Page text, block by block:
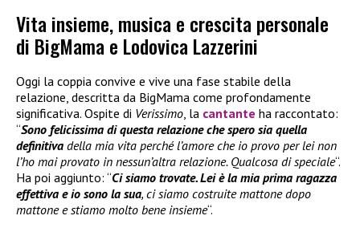
Vita insieme, musica e crescita personale
di BigMama e Lodovica Lazzerini
Oggi la coppia convive e vive una fase stabile della
relazione, descritta da BigMama come profondamente
significativa. Ospite di Verissimo , la cantante ha raccontato:
“Sono felicissima di questa relazione che spero sia quella
definitiva della mia vita perché l’amore che io provo per lei non
l’ho mai provato in nessun’altra relazione. Qualcosa di speciale“.
Ha poi aggiunto: “Ci siamo trovate. Lei è la mia prima ragazza
effettiva e io sono la sua, ci siamo costruite mattone dopo
mattone e stiamo molto bene insieme“.